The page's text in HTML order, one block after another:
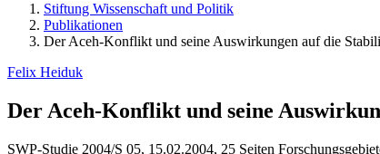
Stiftung Wissenschaft und Politik
Publikationen
Der Aceh-Konflikt und seine Auswirkungen auf die
Felix Heiduk
Der Aceh-Konflikt und seine
SWP-Studie 2004/S 05, 15.02.2004, 25 Seiten